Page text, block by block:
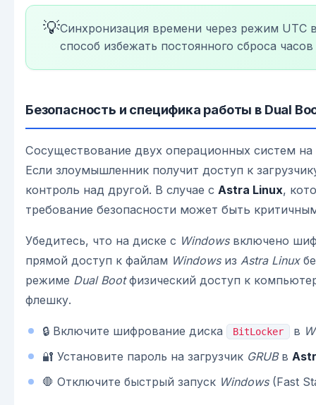
💡Синхронизация времени через режим
способ избежать постоянного сброса
Безопасность и специфика работы в Dual
Сосуществование двух операционных систем
Если злоумышленник получит доступ к
контроль над другой. В случае с Astra Linux,
требование безопасности может быть
Убедитесь, что на диске с Windowsвключено
прямой доступ к файлам Windowsиз Astra Linux
режиме Dual Bootфизический доступ к
флешку.
🔒 Включите шифрование диска BitLocker в
🔐 Установите пароль на загрузчик GRUBв
🛑 Отключите быстрый запуск Windows(Fast